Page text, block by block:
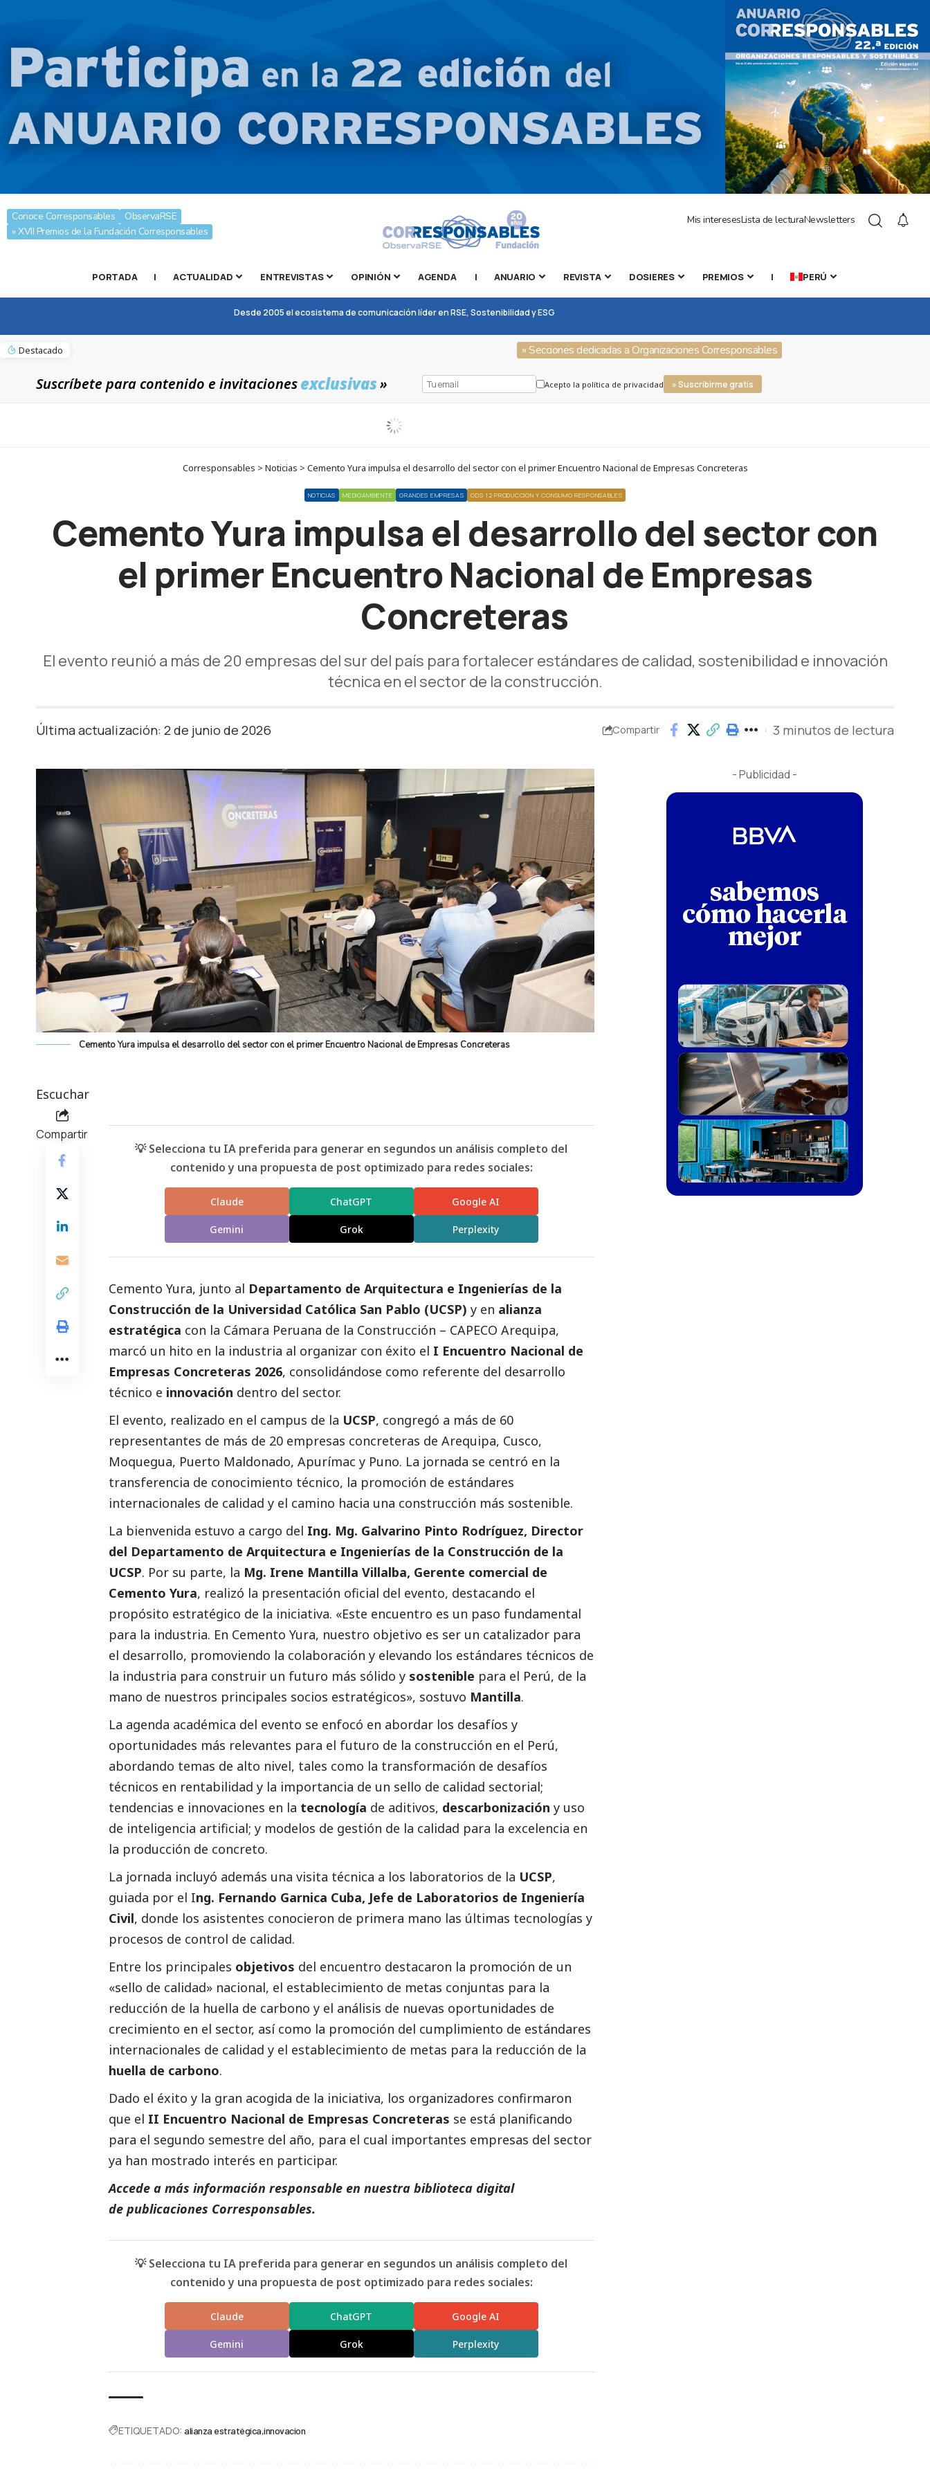
Conoce Corresponsables
ObservaRSE
» XVII Premios de la Fundación Corresponsables
Mis interesesLista de lecturaNewsletters
PORTADA | ACTUALIDAD ENTREVISTAS OPINIÓN AGENDA | ANUARIO REVISTA DOSIERES PREMIOS | PERÚ
Desde 2005 el ecosistema de comunicación líder en RSE, Sostenibilidad y ESG
Destacado » Secciones dedicadas a Organizaciones Corresponsables
Suscríbete para contenido e invitacionesexclusivas» Acepto la política de privacidad » Suscribirme gratis
Corresponsables > Noticias > Cemento Yura impulsa el desarrollo del sector con el primer Encuentro Nacional de Empresas Concreteras
NOTICIAS MEDIOAMBIENTE GRANDES EMPRESAS ODS 12 PRODUCCIÓN Y CONSUMO RESPONSABLES
Cemento Yura impulsa el desarrollo del sector con
el primer Encuentro Nacional de Empresas
Concreteras
El evento reunió a más de 20 empresas del sur del país para fortalecer estándares de calidad, sostenibilidad e innovación
técnica en el sector de la construcción.
Última actualización: 2 de junio de 2026 Compartir 3 minutos de lectura
Cemento Yura impulsa el desarrollo del sector con el primer Encuentro Nacional de Empresas Concreteras
Escuchar
Compartir
💡 Selecciona tu IA preferida para generar en segundos un análisis completo del
contenido y una propuesta de post optimizado para redes sociales:
Claude ChatGPT Google AI
Gemini Grok Perplexity
Cemento Yura, junto al Departamento de Arquitectura e Ingenierías de la
Construcción de la Universidad Católica San Pablo (UCSP) y en alianza
estratégica con la Cámara Peruana de la Construcción – CAPECO Arequipa,
marcó un hito en la industria al organizar con éxito el I Encuentro Nacional de
Empresas Concreteras 2026, consolidándose como referente del desarrollo
técnico e innovación dentro del sector.
El evento, realizado en el campus de la UCSP, congregó a más de 60
representantes de más de 20 empresas concreteras de Arequipa, Cusco,
Moquegua, Puerto Maldonado, Apurímac y Puno. La jornada se centró en la
transferencia de conocimiento técnico, la promoción de estándares
internacionales de calidad y el camino hacia una construcción más sostenible.
La bienvenida estuvo a cargo del Ing. Mg. Galvarino Pinto Rodríguez, Director
del Departamento de Arquitectura e Ingenierías de la Construcción de la
UCSP. Por su parte, la Mg. Irene Mantilla Villalba, Gerente comercial de
Cemento Yura, realizó la presentación oficial del evento, destacando el
propósito estratégico de la iniciativa. «Este encuentro es un paso fundamental
para la industria. En Cemento Yura, nuestro objetivo es ser un catalizador para
el desarrollo, promoviendo la colaboración y elevando los estándares técnicos de
la industria para construir un futuro más sólido y sostenible para el Perú, de la
mano de nuestros principales socios estratégicos», sostuvo Mantilla.
La agenda académica del evento se enfocó en abordar los desafíos y
oportunidades más relevantes para el futuro de la construcción en el Perú,
abordando temas de alto nivel, tales como la transformación de desafíos
técnicos en rentabilidad y la importancia de un sello de calidad sectorial;
tendencias e innovaciones en la tecnología de aditivos, descarbonización y uso
de inteligencia artificial; y modelos de gestión de la calidad para la excelencia en
la producción de concreto.
La jornada incluyó además una visita técnica a los laboratorios de la UCSP,
guiada por el Ing. Fernando Garnica Cuba, Jefe de Laboratorios de Ingeniería
Civil, donde los asistentes conocieron de primera mano las últimas tecnologías y
procesos de control de calidad.
Entre los principales objetivos del encuentro destacaron la promoción de un
«sello de calidad» nacional, el establecimiento de metas conjuntas para la
reducción de la huella de carbono y el análisis de nuevas oportunidades de
crecimiento en el sector, así como la promoción del cumplimiento de estándares
internacionales de calidad y el establecimiento de metas para la reducción de la
huella de carbono.
Dado el éxito y la gran acogida de la iniciativa, los organizadores confirmaron
que el II Encuentro Nacional de Empresas Concreteras se está planificando
para el segundo semestre del año, para el cual importantes empresas del sector
ya han mostrado interés en participar.
Accede a más información responsable en nuestra biblioteca digital
de publicaciones Corresponsables.
💡 Selecciona tu IA preferida para generar en segundos un análisis completo del
contenido y una propuesta de post optimizado para redes sociales:
Claude ChatGPT Google AI
Gemini Grok Perplexity
ETIQUETADO: alianza estratégica innovacion
- Publicidad -